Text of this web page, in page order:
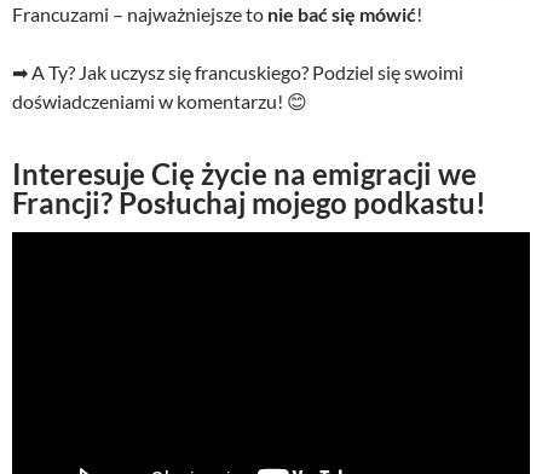
Francuzami – najważniejsze to nie bać się mówić!
➡ A Ty? Jak uczysz się francuskiego? Podziel się swoimi
doświadczeniami w komentarzu! 😊
Interesuje Cię życie na emigracji we
Francji? Posłuchaj mojego podkastu!